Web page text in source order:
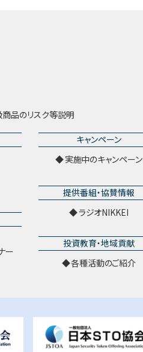
品のリスク等説明
ー
キャンペーン
実施中のキャンペーン
提供番組・協賛情報
ラジオNIKKEI
投資教育・地域貢献
各種活動のご紹介